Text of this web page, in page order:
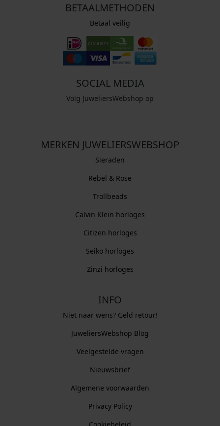
BETAALMETHODEN
Betaal veilig
SOCIAL MEDIA
Volg JuweliersWebshop op
MERKEN JUWELIERSWEBSHOP
Sieraden
Rebel & Rose
Trollbeads
Calvin Klein horloges
Citizen horloges
Seiko horloges
Zinzi horloges
INFO
Niet naar wens? Geld retour!
JuweliersWebshop Blog
Veelgestelde vragen
Nieuwsbrief
Algemene voorwaarden
Privacy Policy